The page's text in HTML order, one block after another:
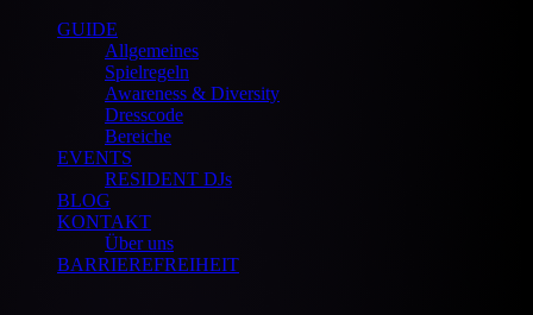
GUIDE
Allgemeines
Spielregeln
Awareness & Diversity
Dresscode
Bereiche
EVENTS
RESIDENT DJs
BLOG
KONTAKT
Über uns
BARRIEREFREIHEIT